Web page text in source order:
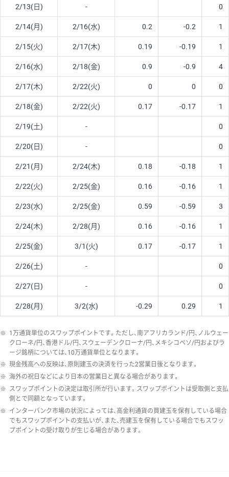
2/13(日) - 0
2/14(月) 2/16(水) 0.2 -0.2 1
2/15(火) 2/17(木) 0.19 -0.19 1
2/16(水) 2/18(金) 0.9 -0.9 4
2/17(木) 2/22(火) 0 0 0
2/18(金) 2/22(火) 0.17 -0.17 1
2/19(土) - 0
2/20(日) - 0
2/21(月) 2/24(木) 0.18 -0.18 1
2/22(火) 2/25(金) 0.16 -0.16 1
2/23(水) 2/25(金) 0.59 -0.59 3
2/24(木) 2/28(月) 0.16 -0.16 1
2/25(金) 3/1(火) 0.17 -0.17 1
2/26(土) - 0
2/27(日) - 0
2/28(月) 3/2(水) -0.29 0.29 1
※ 1万通貨単位のスワップポイントです。ただし、南アフリカランド/円、ノルウェー
クローネ/円、香港ドル/円、スウェーデンクローナ/円、メキシコペソ/円およびラ
ージ銘柄については、10万通貨単位となります。
※ 現金残高への反映は、原則建玉の決済を行った2営業日後となります。
※ 海外の祝日などにより日本の営業日と異なる場合があります。
※ スワップポイントの決定は取引所が行います。スワップポイントは受取側と支払
側とで同額となっています。
※ インターバンク市場の状況によっては、高金利通貨の買建玉を保有している場合
でもスワップポイントの支払いが、また、売建玉を保有している場合でもスワッ
プポイントの受け取りが生じる場合があります。